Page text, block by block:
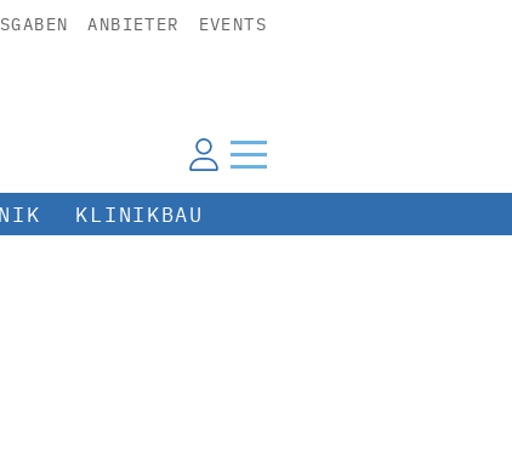
ANBIETER EVENTS
KLINIKBAU